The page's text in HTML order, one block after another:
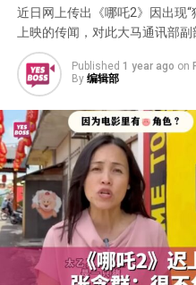
近日网上传出《哪吒2》因出现
上映的传闻，对此大马通讯部副
Published 1 year ago on
By 编辑部